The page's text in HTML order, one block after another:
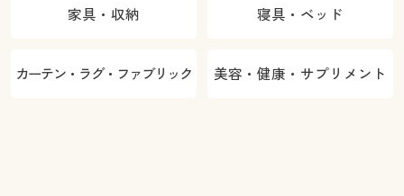
家具・収納 寝具・ベッド
カーテン・ラグ・ファブリック 美容・健康・サプリメント